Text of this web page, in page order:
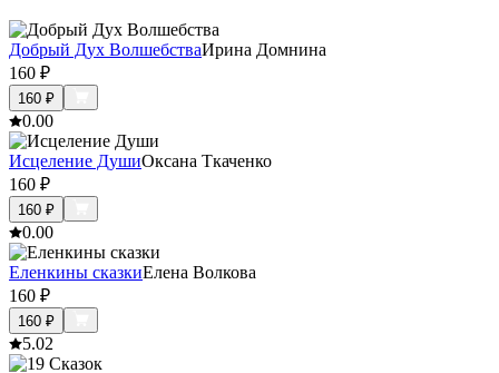
Добрый Дух ВолшебстваИрина Домнина
160 ₽
160 ₽
0.00
Исцеление ДушиОксана Ткаченко
160 ₽
160 ₽
0.00
Еленкины сказкиЕлена Волкова
160 ₽
160 ₽
5.02